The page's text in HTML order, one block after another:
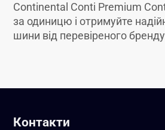
Continental Conti Premium
за одиницю і отримуйте
шини від перевіреного
Контакти